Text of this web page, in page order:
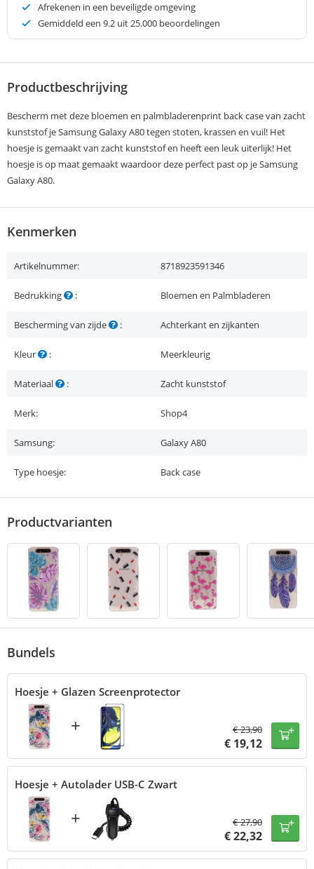
Afrekenen in een beveiligde omgeving
Gemiddeld een 9.2 uit 25.000 beoordelingen
Productbeschrijving
Bescherm met deze bloemen en palmbladerenprint back case van zacht
kunststof je Samsung Galaxy A80 tegen stoten, krassen en vuil! Het
hoesje is gemaakt van zacht kunststof en heeft een leuk uiterlijk! Het
hoesje is op maat gemaakt waardoor deze perfect past op je Samsung
Galaxy A80.
Kenmerken
Artikelnummer: 8718923591346
Bedrukking : Bloemen en Palmbladeren
Bescherming van zijde : Achterkant en zijkanten
Kleur : Meerkleurig
Materiaal : Zacht kunststof
Merk: Shop4
Samsung: Galaxy A80
Type hoesje: Back case
Productvarianten
Bundels
Hoesje + Glazen Screenprotector
+ €23,90
€ 19,12
Hoesje + Autolader USB-C Zwart
+ €27,90
€22,32